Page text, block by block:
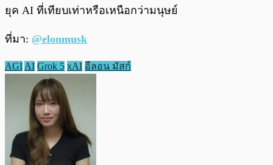
ยุค AI ที่เทียบเท่าหรือเหนือกว่ามนุษย์
ที่มา: @elonmusk
AGIAI Grok 5 xAI อีลอน มัสก์